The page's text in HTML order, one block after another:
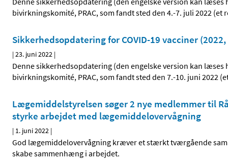
bivirkningskomité, PRAC, som fandt sted den 4.-7. juli 2022
Sikkerhedsopdatering for COVID-19 vacciner (2022,
|23. juni 2022 |
Denne sikkerhedsopdatering (den engelske version kan
bivirkningskomité, PRAC, som fandt sted den 7.-10. juni 2022
Lægemiddelstyrelsen søger 2 nye medlemmer til
styrke arbejdet med lægemiddelovervågning
| 1. juni 2022 |
God lægemiddelovervågning kræver et stærkt tværgående
skabe sammenhæng i arbejdet.